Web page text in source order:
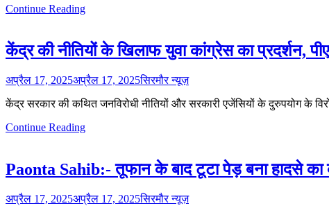
Continue Reading
केंद्र की नीतियों के खिलाफ युवा कांग्रेस का प्रदर्शन,
अप्रैल 17, 2025अप्रैल 17, 2025सिरमौर न्यूज़
केंद्र सरकार की कथित जनविरोधी नीतियों और सरकारी एजेंसियों के दुरुपयोग के
Continue Reading
Paonta Sahib:- तूफान के बाद टूटा पेड़ बना हादसे
अप्रैल 17, 2025अप्रैल 17, 2025सिरमौर न्यूज़